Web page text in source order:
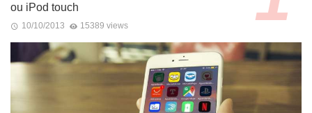
ou iPod touch
10/10/2013 15389 views